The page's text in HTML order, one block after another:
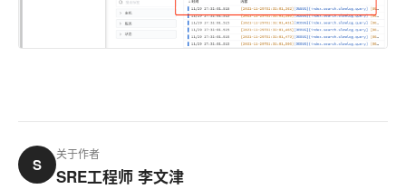
S
关于作者
SRE工程师 李文津